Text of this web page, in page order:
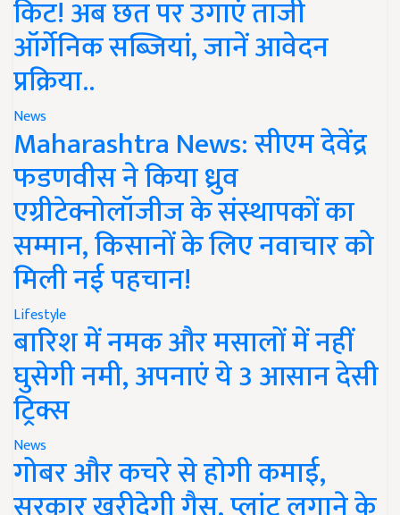
किट! अब छत पर उगाएं ताजी
ऑर्गेनिक सब्जियां, जानें आवेदन
प्रक्रिया..
News
Maharashtra News: सीएम देवेंद्र
फडणवीस ने किया ध्रुव
एग्रीटेक्नोलॉजीज के संस्थापकों का
सम्मान, किसानों के लिए नवाचार को
मिली नई पहचान!
Lifestyle
बारिश में नमक और मसालों में नहीं
घुसेगी नमी, अपनाएं ये 3 आसान देसी
ट्रिक्स
News
गोबर और कचरे से होगी कमाई,